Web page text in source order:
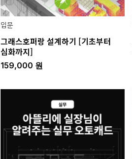
입문
그래스호퍼랑 설계하기 [기초부터
심화까지]
159,000 원